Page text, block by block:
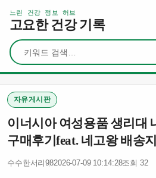
느린 건강 정보 허브
고요한 건강 기록
검색
자유게시판
이너시아 여성용품 생리대
구매후기feat. 네고왕 배송
수수한서리982026-07-09 10:14:28조회 32